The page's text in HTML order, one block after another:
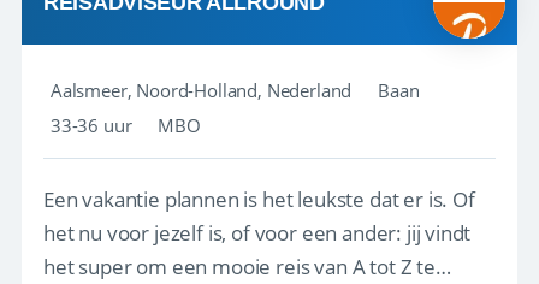
Aalsmeer, Noord-Holland, Nederland
Baan
33-36 uur
MBO
Een vakantie plannen is het leukste dat er is. Of
het nu voor jezelf is, of voor een ander: jij vindt
het super om een mooie reis van A tot Z te